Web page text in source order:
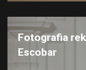
Fotografia
Escobar